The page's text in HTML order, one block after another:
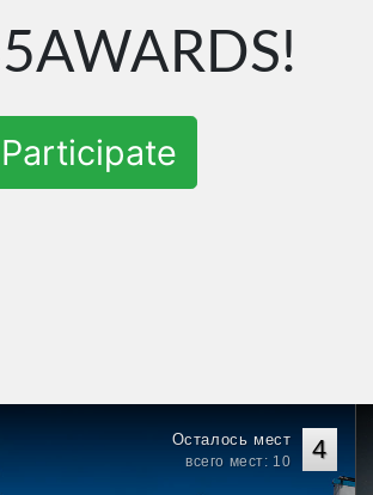
Participate
4
Осталось мест
всего мест: 10